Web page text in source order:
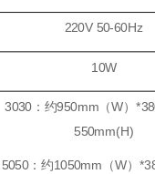
220V 50-60Hz
10W
3030：约950mm（W）
550mm(H)
5050：约1050mm（W）